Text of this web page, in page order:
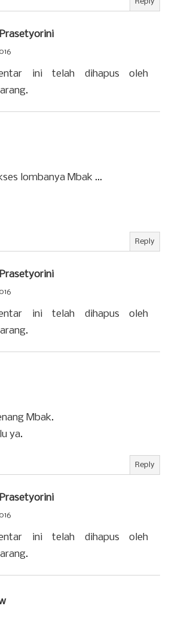
ini telah dihapus oleh
lombanya Mbak ...
Reply
ini telah dihapus oleh
Mbak.
ya.
Reply
ini telah dihapus oleh